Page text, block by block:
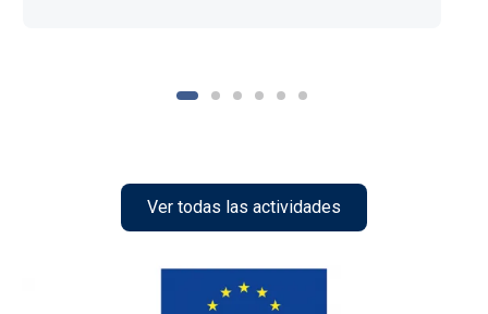
Ver todas las actividades